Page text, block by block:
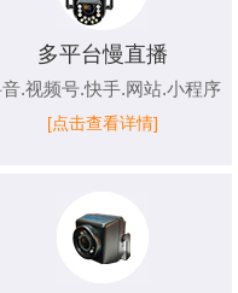
多平台慢直播
.视频号.快手.网站.小程序
[点击查看详情]